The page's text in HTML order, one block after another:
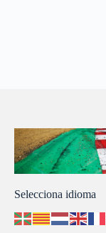
Selecciona idioma